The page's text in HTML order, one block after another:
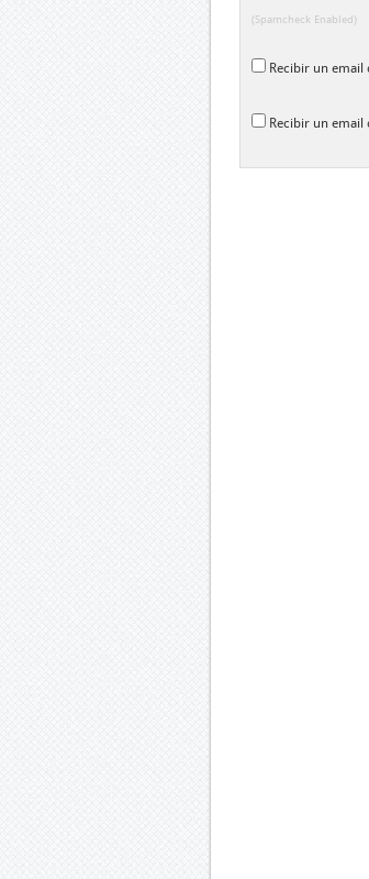
(Spamcheck Enabled)
Recibir un email
Recibir un email